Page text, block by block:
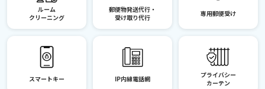
ルーム
クリーニング
郵便物発送代行・
受け取り代行
専用郵便受け
スマートキー IP内線電話網
プライバシー
カーテン